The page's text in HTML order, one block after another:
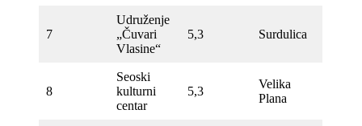
7
Udruženje
„Čuvari
Vlasine“
5,3 Surdulica
8
Seoski
kulturni
centar
5,3
Velika
Plana